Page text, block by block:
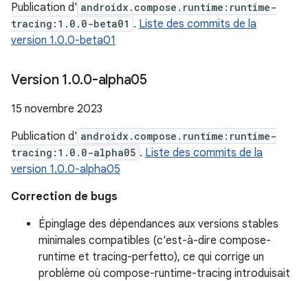
Publication d' androidx.compose.runtime:runtime-
tracing:1.0.0-beta01 . Liste des commits de la
version 1.0.0-beta01
Version 1.0.0-alpha05
15 novembre 2023
Publication d' androidx.compose.runtime:runtime-
tracing:1.0.0-alpha05 . Liste des commits de la
version 1.0.0-alpha05
Correction de bugs
Épinglage des dépendances aux versions stables
minimales compatibles (c'est-à-dire compose-
runtime et tracing-perfetto), ce qui corrige un
problème où compose-runtime-tracing introduisait